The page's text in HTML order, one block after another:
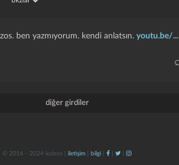
ben yazmıyorum. kendi anlatsın.youtu.be/...
diğer girdiler
© 2016 - 2024 kulzos | iletişim bilgi